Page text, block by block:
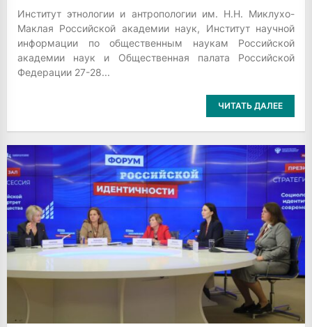
Институт этнологии и антропологии им. Н.Н. Миклухо-
Маклая Российской академии наук, Институт научной
информации по общественным наукам Российской
академии наук и Общественная палата Российской
Федерации 27-28...
ЧИТАТЬ ДАЛЕЕ